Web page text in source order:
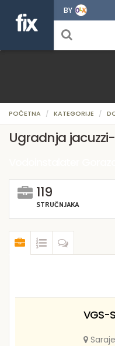
BY
POČETNA KATEGORIJE
Ugradnja
119
STRUČNJAKA
VGS-